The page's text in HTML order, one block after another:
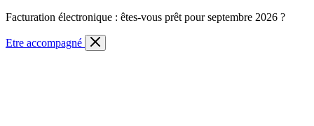
Skip
content
Facturation électronique : êtes-vous prêt pour septembre 2026 ?
Etre accompagné